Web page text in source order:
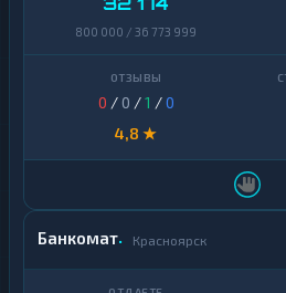
800 000 / 36 773 999
0 / 0 /1 /0
4,8 ★
Банкомат Красноярск